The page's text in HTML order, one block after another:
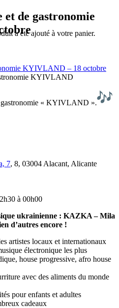
a été ajouté à votre panier.
et de gastronomie
KYIVLAND – 18 octobre
gastronomie « KYIVLAND ».
7, 8, 03004 Alacant, Alicante
à 00h00
ukrainienne : KAZKA – Mila
d’autres encore !
artistes locaux et internationaux
électronique les plus
house progressive, afro house
avec des aliments du monde
pour enfants et adultes
cadeaux